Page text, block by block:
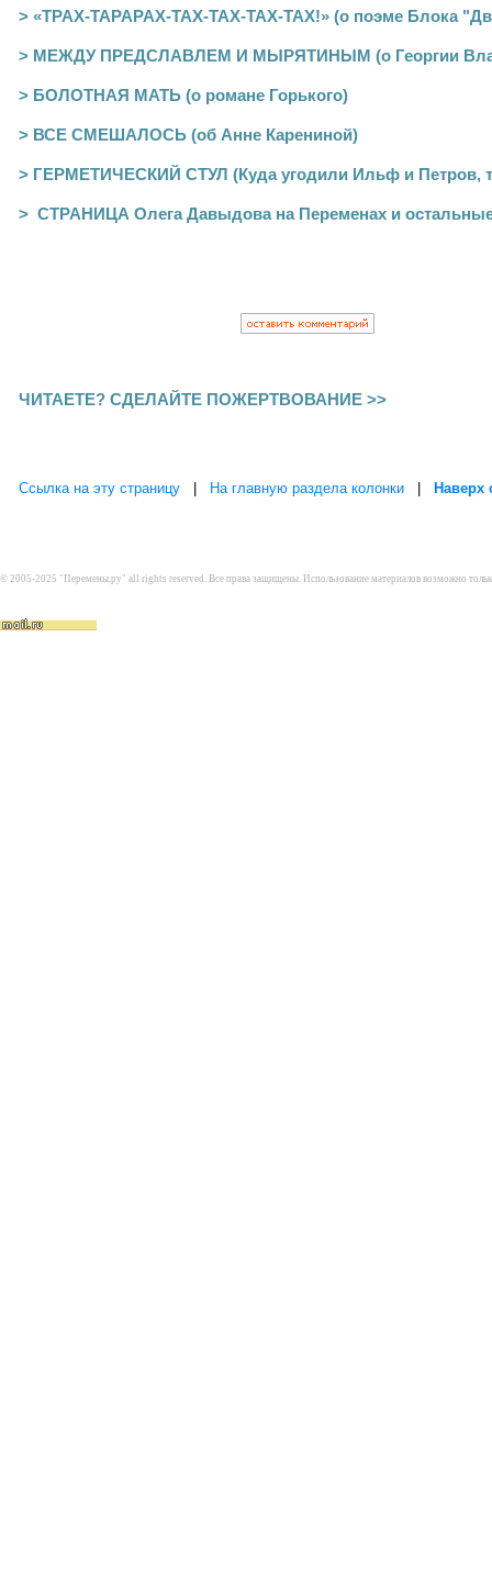
> «ТРАХ-ТАРАРАХ-ТАХ-ТАХ-ТАХ-ТАХ!» (о поэме Блока
> МЕЖДУ ПРЕДСЛАВЛЕМ И МЫРЯТИНЫМ (о Георгии
> БОЛОТНАЯ МАТЬ (о романе Горького)
> ВСЕ СМЕШАЛОСЬ (об Анне Карениной)
> ГЕРМЕТИЧЕСКИЙ СТУЛ (Куда угодили Ильф и Петров,
> СТРАНИЦА Олега Давыдова на Переменах и
ЧИТАЕТЕ? СДЕЛАЙТЕ ПОЖЕРТВОВАНИЕ >>
Ссылка на эту страницу На главную раздела колонки Наверх
© 2005-2025 "Перемены.ру" all rights reserved. Все права защищены. Использование материалов возможно